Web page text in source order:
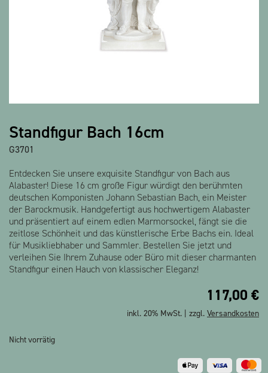
bauxili
Stringlies
Standfigur Bach 16cm
G3701
Entdecken Sie unsere exquisite Standfigur von Bach aus
Alabaster! Diese 16 cm große Figur würdigt den berühmten
deutschen Komponisten Johann Sebastian Bach, ein Meister
der Barockmusik. Handgefertigt aus hochwertigem Alabaster
und präsentiert auf einem edlen Marmorsockel, fängt sie die
zeitlose Schönheit und das künstlerische Erbe Bachs ein. Ideal
für Musikliebhaber und Sammler. Bestellen Sie jetzt und
verleihen Sie Ihrem Zuhause oder Büro mit dieser charmanten
Standfigur einen Hauch von klassischer Eleganz!
117,00 €
inkl. 20% MwSt. | zzgl. Versandkosten
Nicht vorrätig